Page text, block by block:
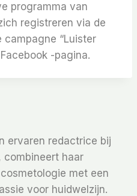
programma van
registreren via de
“Luister
-pagina.
ervaren redactrice bij
combineert haar
met een
voor huidwelzijn.